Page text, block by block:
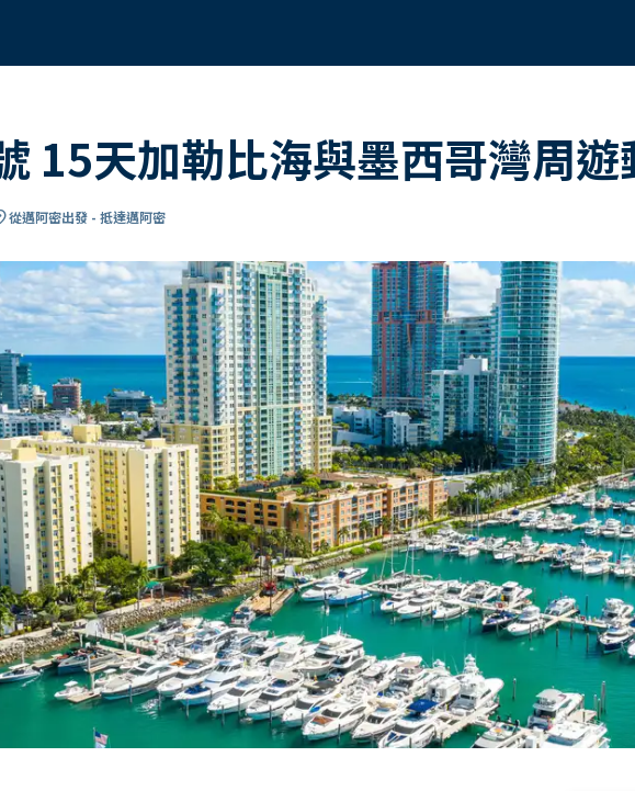
15天加勒比海與墨西哥灣周
從邁阿密出發 - 抵達邁阿密